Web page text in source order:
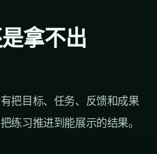
拿不出
把目标、任务、反馈和成果
练习推进到能展示的结果。